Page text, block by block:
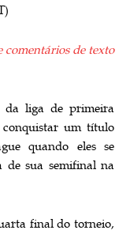
comentários de texto
da liga de primeira
um título
quando eles se
de sua semifinal na
final do torneio,